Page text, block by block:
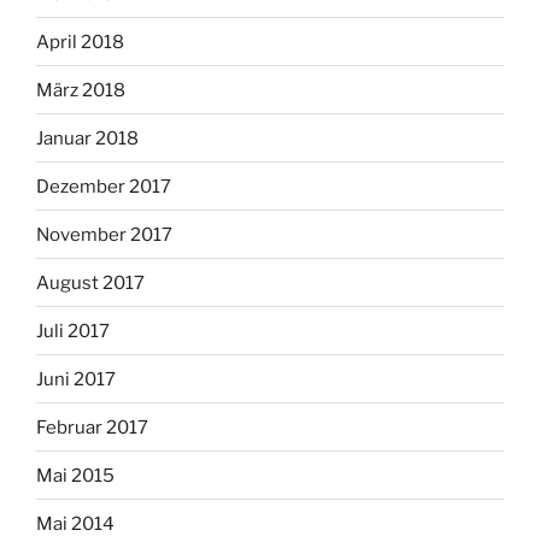
April 2018
März 2018
Januar 2018
Dezember 2017
November 2017
August 2017
Juli 2017
Juni 2017
Februar 2017
Mai 2015
Mai 2014